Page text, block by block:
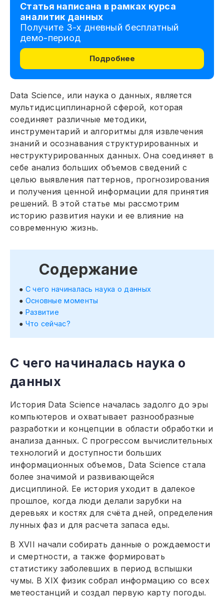
Статья написана в рамках курса
аналитик данных
Получите 3-х дневный бесплатный
демо-период
Подробнее
Data Science, или наука о данных, является
мультидисциплинарной сферой, которая
соединяет различные методики,
инструментарий и алгоритмы для извлечения
знаний и осознавания структурированных и
неструктурированных данных. Она соединяет в
себе анализ больших объемов сведений с
целью выявления паттернов, прогнозирования
и получения ценной информации для принятия
решений. В этой статье мы рассмотрим
историю развития науки и ее влияние на
современную жизнь.
Содержание
С чего начиналась наука о данных
Основные моменты
Развитие
Что сейчас?
С чего начиналась наука о
данных
История Data Science началась задолго до эры
компьютеров и охватывает разнообразные
разработки и концепции в области обработки и
анализа данных. С прогрессом вычислительных
технологий и доступности больших
информационных объемов, Data Science стала
более значимой и развивающейся
дисциплиной. Ее история уходит в далекое
прошлое, когда люди делали зарубки на
деревьях и костях для счёта дней, определения
лунных фаз и для расчета запаса еды.
В XVII начали собирать данные о рождаемости
и смертности, а также формировать
статистику заболевших в период вспышки
чумы. В XIX физик собрал информацию со всех
метеостанций и создал первую карту погоды.